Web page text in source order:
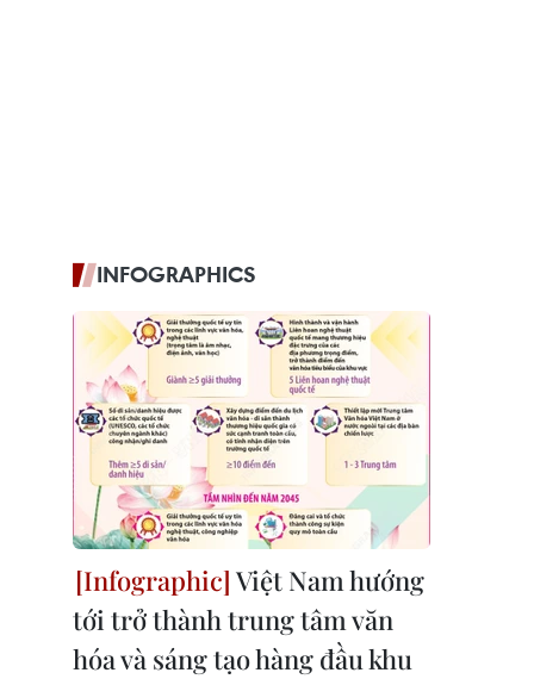
INFOGRAPHICS
Việt Nam hướng
tới trở thành trung tâm văn
hóa và sáng tạo hàng đầu khu